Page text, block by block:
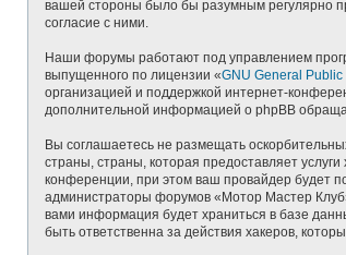
вашей стороны было бы разумным регулярно
согласие с ними.
Наши форумы работают под управлением
выпущенного по лицензии «GNU General Public
организацией и поддержкой интернет-
дополнительной информацией о phpBB
Вы соглашаетесь не размещать
страны, страны, которая предоставляет
конференции, при этом ваш провайдер будет
администраторы форумов «Мотор Мастер
вами информация будет храниться в базе
быть ответственна за действия хакеров,